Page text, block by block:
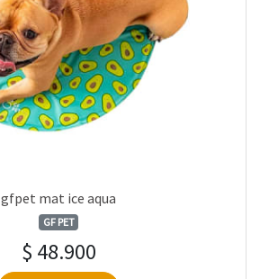
gfpet mat ice aqua
GF PET
$ 48.900